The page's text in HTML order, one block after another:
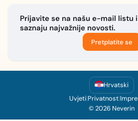
Prijavite se na našu e-mail listu
saznaju najvažnije novosti.
Pretplatite se
Hrvatski
Uvjeti|Privatnost|
© 2026 Neverin